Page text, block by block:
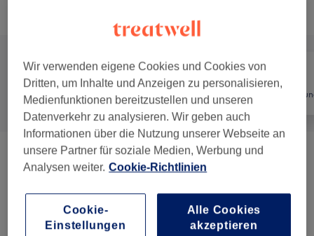
Alle Nägel
Maniküre & Pediküre 8
Nagelmodellage (6) ab 6 €
Wir verwenden eigene Cookies und Cookies von
Dritten, um Inhalte und Anzeigen zu personalisieren,
Medienfunktionen bereitzustellen und unseren
Datenverkehr zu analysieren. Wir geben auch
Informationen über die Nutzung unserer Webseite an
unsere Partner für soziale Medien, Werbung und
Analysen weiter. Cookie-Richtlinien
Alle Cookies
akzeptieren
Cookie-
Einstellungen